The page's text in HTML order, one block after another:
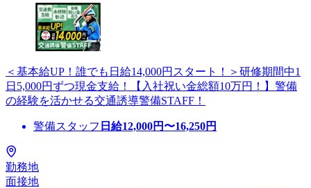
＜基本給UP！誰でも日給14,000円スタート！＞研修期間中1
日5,000円ずつ現金支給！【入社祝い金総額10万円！】警備
の経験を活かせる交通誘導警備STAFF！
警備スタッフ 日給12,000円〜16,250円
勤務地
面接地